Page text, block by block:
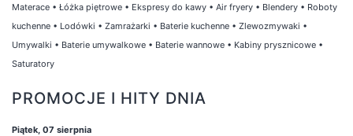
Materace • Łóżka piętrowe • Ekspresy do kawy • Air fryery • Blendery • Roboty
kuchenne • Lodówki • Zamrażarki • Baterie kuchenne • Zlewozmywaki •
Umywalki • Baterie umywalkowe • Baterie wannowe • Kabiny prysznicowe •
Saturatory
PROMOCJE I HITY DNIA
Piątek, 07 sierpnia